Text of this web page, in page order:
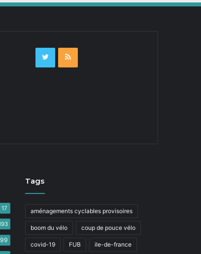
17
99
Tags
aménagements cyclables provisoires
boom du vélo coup de pouce vélo
covid-19 FUB ile-de-france